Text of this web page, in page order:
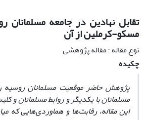
تقابل نهادین در جامعه مسلمانان
مسکو-کرملین از آن
نوع مقاله : مقاله پژوهشی
چکیده
پژوهش حاضر موقعیت مسلمانان روسیه
مسلمانان با یکدیگر و روابط مسلمانان و
این مقاله، رقابت‌ها و هماوردی‌هایی که